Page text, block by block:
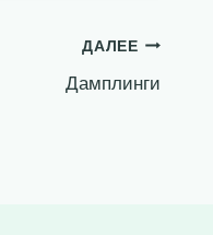
ДАЛЕЕ
Дамплинги